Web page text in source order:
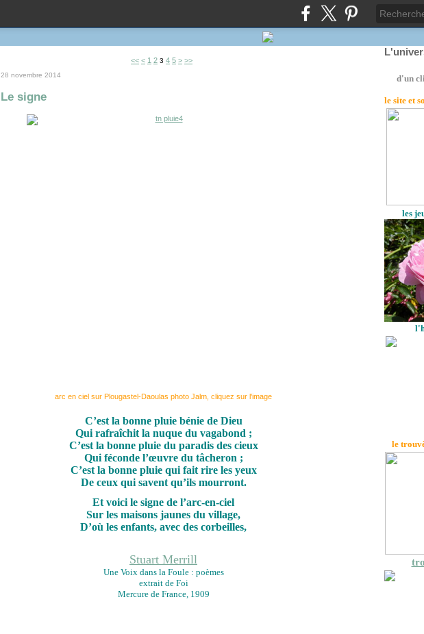
<< < 1 2 3 4 5 > >>
28 novembre 2014
Le signe
arc en ciel sur Plougastel-Daoulas photo Jalm, cliquez sur l'image
C’est la bonne pluie bénie de Dieu
Qui rafraîchit la nuque du vagabond ;
C’est la bonne pluie du paradis des cieux
Qui féconde l’œuvre du tâcheron ;
C’est la bonne pluie qui fait rire les yeux
De ceux qui savent qu’ils mourront.
Et voici le signe de l’arc-en-ciel
Sur les maisons jaunes du village,
D’où les enfants, avec des corbeilles,
Stuart Merrill
Une Voix dans la Foule : poèmes
extrait de Foi
Mercure de France, 1909
d'un
le site et
les
le